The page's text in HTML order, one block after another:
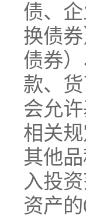
债、
换债
债券
款、
会允
相关
其他
入投
资产